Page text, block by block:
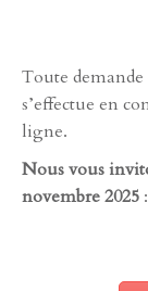
Toute
s’effectue en
ligne.
Nous vous
novembre 2025 :